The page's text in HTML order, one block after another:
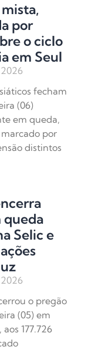
por
o ciclo
em Seul
fecham
(06)
em queda,
por
distintos
queda
Selic e
o pregão
(05) em
177.726